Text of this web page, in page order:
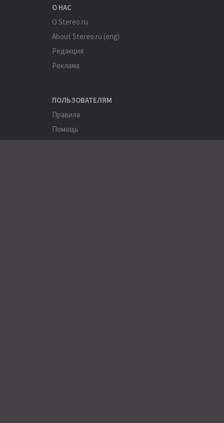
О НАС
О Stereo.ru
About Stereo.ru (eng)
Редакция
Реклама
ПОЛЬЗОВАТЕЛЯМ
Правила
Помощь